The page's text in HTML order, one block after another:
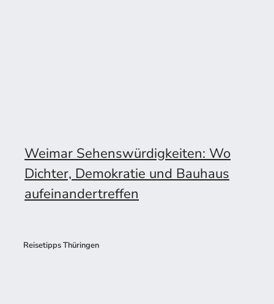
Weimar Sehenswürdigkeiten: Wo
Dichter, Demokratie und Bauhaus
aufeinandertreffen
Reisetipps Thüringen